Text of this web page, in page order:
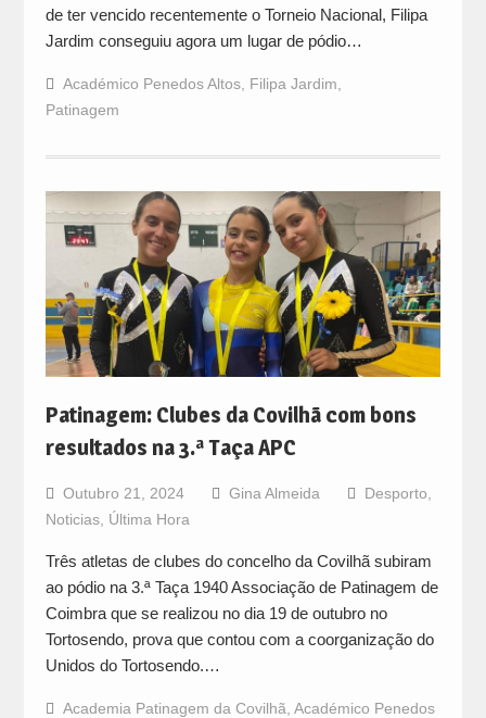
de ter vencido recentemente o Torneio Nacional, Filipa
Jardim conseguiu agora um lugar de pódio…
Académico Penedos Altos, Filipa Jardim
Patinagem
Patinagem: Clubes da Covilhã com bons
resultados na 3.ª Taça APC
Outubro 21, 2024 Gina Almeida Desporto
Noticias, Última Hora
Três atletas de clubes do concelho da Covilhã subiram
ao pódio na 3.ª Taça 1940 Associação de Patinagem de
Coimbra que se realizou no dia 19 de outubro no
Tortosendo, prova que contou com a coorganização do
Unidos do Tortosendo.…
Academia Patinagem da Covilhã Académico Penedos